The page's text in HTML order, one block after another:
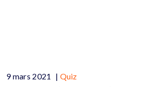
9 mars 2021 | Quiz